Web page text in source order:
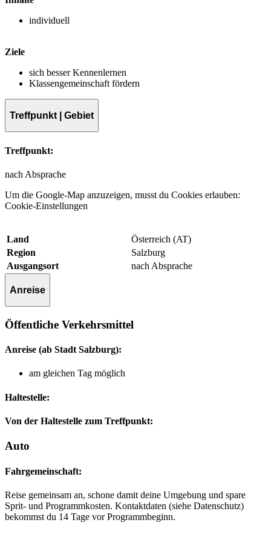
individuell
Ziele
sich besser Kennenlernen
Klassengemeinschaft fördern
Treffpunkt | Gebiet
Treffpunkt:
nach Absprache
Um die Google-Map anzuzeigen, musst du Cookies erlauben:
Cookie-Einstellungen
Land
Österreich (AT)
Region
Salzburg
Ausgangsort
nach Absprache
Anreise
Öffentliche Verkehrsmittel
Anreise (ab Stadt Salzburg):
am gleichen Tag möglich
Haltestelle:
Von der Haltestelle zum Treffpunkt:
Auto
Fahrgemeinschaft:
Reise gemeinsam an, schone damit deine Umgebung und spare
Sprit- und Programmkosten. Kontaktdaten (siehe Datenschutz)
bekommst du 14 Tage vor Programmbeginn.